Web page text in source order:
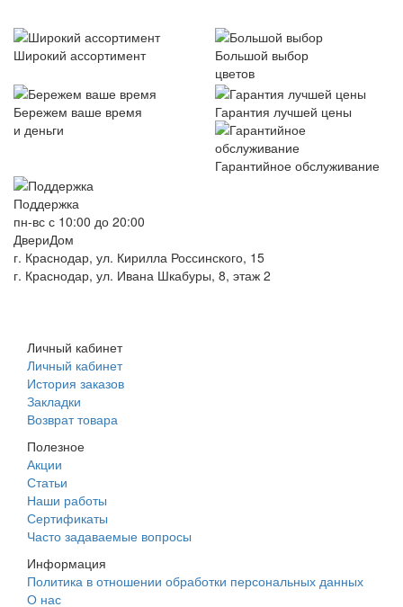
Широкий ассортимент
Большой выбор
цветов
Бережем ваше время
и деньги
Гарантия лучшей цены
Гарантийное обслуживание
Поддержка
пн-вс с 10:00 до 20:00
ДвериДом
г. Краснодар, ул. Кирилла Россинского, 15
г. Краснодар, ул. Ивана Шкабуры, 8, этаж 2
Личный кабинет
Личный кабинет
История заказов
Закладки
Возврат товара
Полезное
Акции
Статьи
Наши работы
Сертификаты
Часто задаваемые вопросы
Информация
Политика в отношении обработки персональных данных
О нас